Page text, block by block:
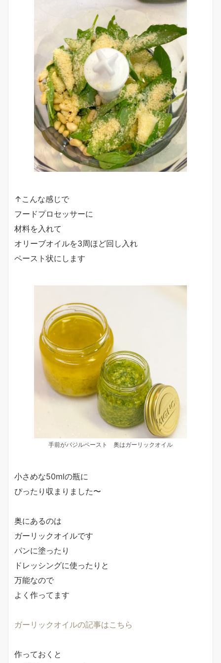
↑こんな感じで
フードプロセッサーに
材料を入れて
オリーブオイルを3周ほど回し入れ
ペースト状にします
手前がバジルペースト 奥はガーリックオイル
小さめな50mlの瓶に
ぴったり収まりました〜
奥にあるのは
ガーリックオイルです
パンに塗ったり
ドレッシングに使ったりと
万能なので
よく作ってます
ガーリックオイルの記事はこちら
作っておくと